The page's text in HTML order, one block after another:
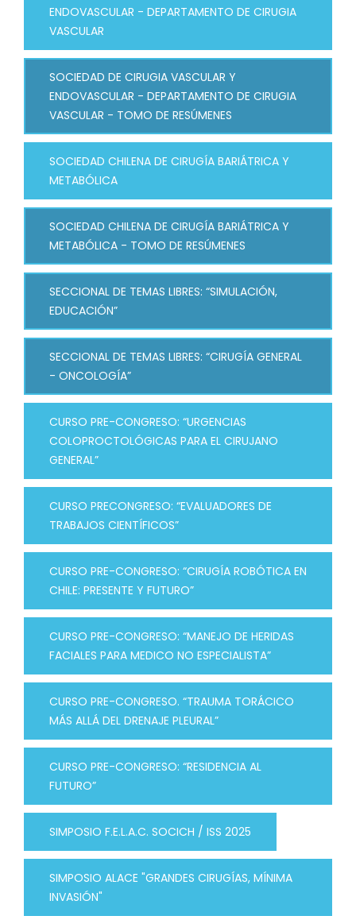
ENDOVASCULAR - DEPARTAMENTO DE CIRUGIA
VASCULAR
SOCIEDAD DE CIRUGIA VASCULAR Y
ENDOVASCULAR - DEPARTAMENTO DE CIRUGIA
VASCULAR - TOMO DE RESÚMENES
SOCIEDAD CHILENA DE CIRUGÍA BARIÁTRICA Y
METABÓLICA
SOCIEDAD CHILENA DE CIRUGÍA BARIÁTRICA Y
METABÓLICA - TOMO DE RESÚMENES
SECCIONAL DE TEMAS LIBRES: “SIMULACIÓN,
EDUCACIÓN”
SECCIONAL DE TEMAS LIBRES: “CIRUGÍA GENERAL
- ONCOLOGÍA”
CURSO PRE-CONGRESO: “URGENCIAS
COLOPROCTOLÓGICAS PARA EL CIRUJANO
GENERAL”
CURSO PRECONGRESO: “EVALUADORES DE
TRABAJOS CIENTÍFICOS”
CURSO PRE-CONGRESO: “CIRUGÍA ROBÓTICA EN
CHILE: PRESENTE Y FUTURO”
CURSO PRE-CONGRESO: “MANEJO DE HERIDAS
FACIALES PARA MEDICO NO ESPECIALISTA”
CURSO PRE-CONGRESO. “TRAUMA TORÁCICO
MÁS ALLÁ DEL DRENAJE PLEURAL”
CURSO PRE-CONGRESO: “RESIDENCIA AL
FUTURO”
SIMPOSIO F.E.L.A.C. SOCICH / ISS 2025
SIMPOSIO ALACE "GRANDES CIRUGÍAS, MÍNIMA
INVASIÓN"